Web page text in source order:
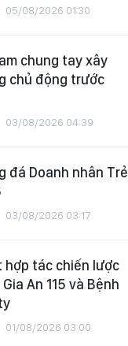
05/08/2026 01:30
chung tay xây
chủ động trước
03/08/2026 04:39
đá Doanh nhân Trẻ
03/08/2026 03:17
hợp tác chiến lược
An 115 và Bệnh
01/08/2026 03:00